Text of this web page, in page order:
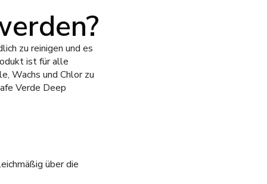
zu reinigen und es
ist für alle
Wachs und Chlor zu
Verde Deep
über die